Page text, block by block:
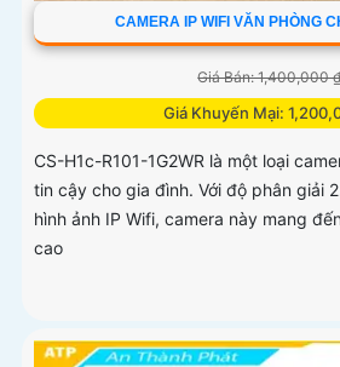
CAMERA IP WIFI VĂN PHÒNG
Giá Bán: 1,400,000
Giá Khuyến Mại:
CS-H1c-R101-1G2WR là một loại
tin cậy cho gia đình. Với độ phân giải
hình ảnh IP Wifi, camera này mang
cao